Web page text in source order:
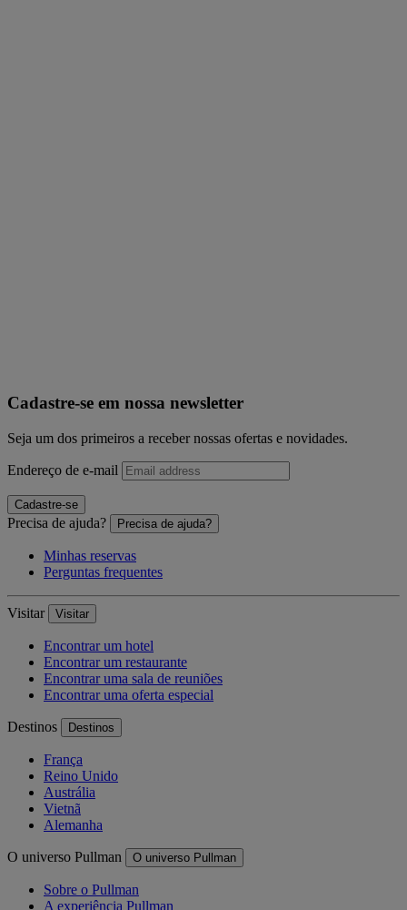
Cadastre-se em nossa newsletter
Seja um dos primeiros a receber nossas ofertas e novidades.
Endereço de e-mail
Cadastre-se
Precisa de ajuda? Precisa de ajuda?
Minhas reservas
Perguntas frequentes
Visitar Visitar
Encontrar um hotel
Encontrar um restaurante
Encontrar uma sala de reuniões
Encontrar uma oferta especial
Destinos Destinos
França
Reino Unido
Austrália
Vietnã
Alemanha
O universo Pullman O universo Pullman
Sobre o Pullman
A experiência Pullman